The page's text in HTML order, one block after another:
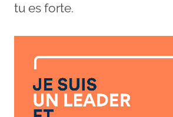
tu es forte.